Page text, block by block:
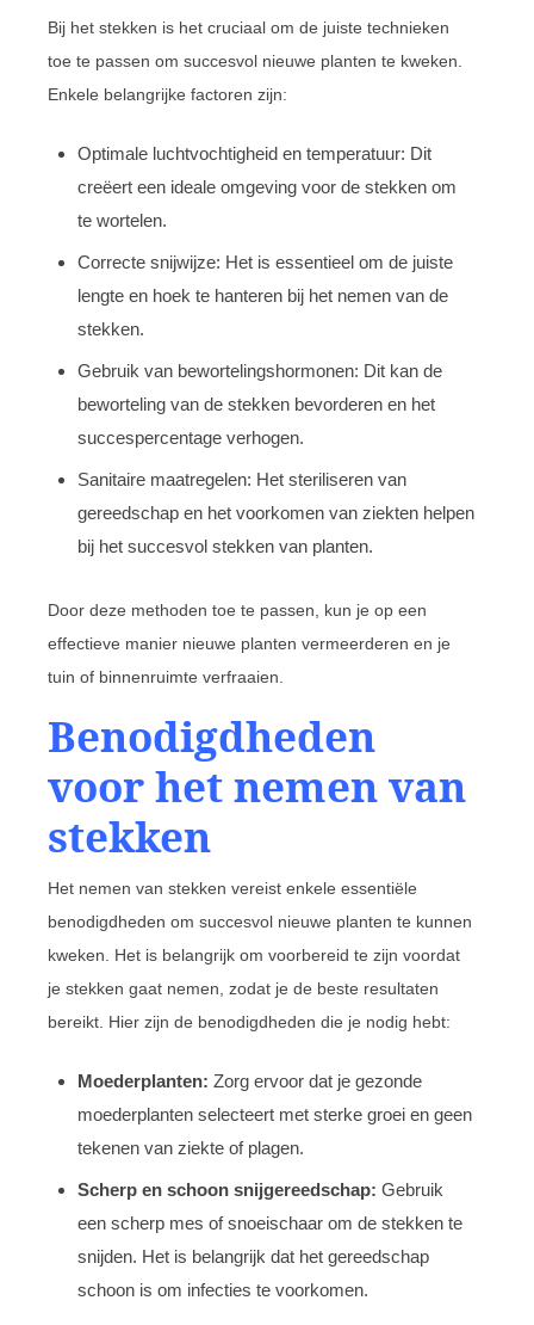
Bij het stekken is het cruciaal om de juiste technieken
toe te passen om succesvol nieuwe planten te kweken.
Enkele belangrijke factoren zijn:
Optimale luchtvochtigheid en temperatuur: Dit
creëert een ideale omgeving voor de stekken om
te wortelen.
Correcte snijwijze: Het is essentieel om de juiste
lengte en hoek te hanteren bij het nemen van de
stekken.
Gebruik van bewortelingshormonen: Dit kan de
beworteling van de stekken bevorderen en het
succespercentage verhogen.
Sanitaire maatregelen: Het steriliseren van
gereedschap en het voorkomen van ziekten helpen
bij het succesvol stekken van planten.
Door deze methoden toe te passen, kun je op een
effectieve manier nieuwe planten vermeerderen en je
tuin of binnenruimte verfraaien.
Benodigdheden
voor het nemen van
stekken
Het nemen van stekken vereist enkele essentiële
benodigdheden om succesvol nieuwe planten te kunnen
kweken. Het is belangrijk om voorbereid te zijn voordat
je stekken gaat nemen, zodat je de beste resultaten
bereikt. Hier zijn de benodigdheden die je nodig hebt:
Moederplanten: Zorg ervoor dat je gezonde
moederplanten selecteert met sterke groei en geen
tekenen van ziekte of plagen.
Scherp en schoon snijgereedschap: Gebruik
een scherp mes of snoeischaar om de stekken te
snijden. Het is belangrijk dat het gereedschap
schoon is om infecties te voorkomen.